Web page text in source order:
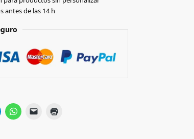
antes de las 14 h